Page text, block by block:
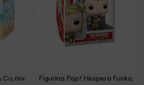
mix
Figurina Pop! Hespera Funko,